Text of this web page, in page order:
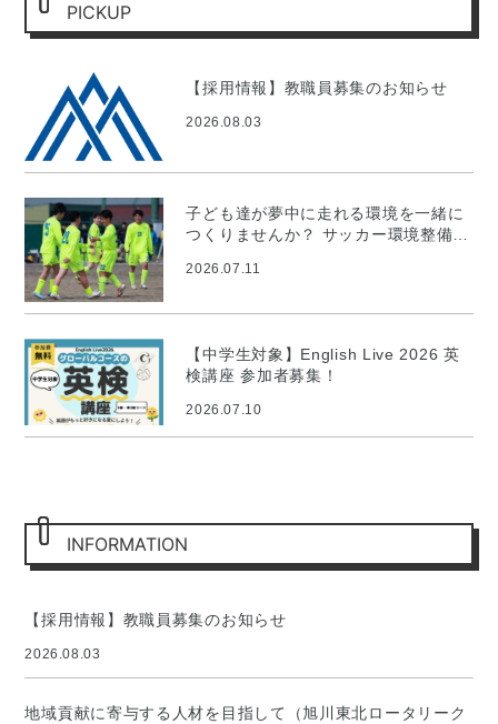
PICKUP
【採用情報】教職員募集のお知らせ
2026.08.03
子ども達が夢中に走れる環境を一緒に
つくりませんか？ サッカー環境整備プ
2026.07.11
【中学生対象】English Live 2026 英
検講座 参加者募集！
2026.07.10
INFORMATION
【採用情報】教職員募集のお知らせ
2026.08.03
地域貢献に寄与する人材を目指して（旭川東北ロータリーク